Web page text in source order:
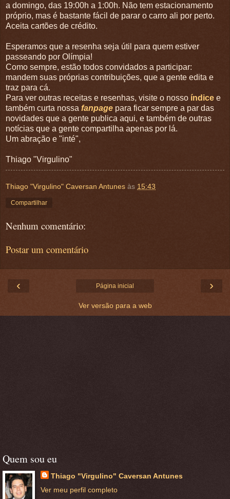
a domingo, das 19:00h a 1:00h. Não tem estacionamento
próprio, mas é bastante fácil de parar o carro ali por perto.
Aceita cartões de crédito.
Esperamos que a resenha seja útil para quem estiver
passeando por Olímpia!
Como sempre, estão todos convidados a participar:
mandem suas próprias contribuições, que a gente edita e
traz para cá.
Para ver outras receitas e resenhas, visite o nosso índice e
também curta nossa fanpage para ficar sempre a par das
novidades que a gente publica aqui, e também de outras
notícias que a gente compartilha apenas por lá.
Um abração e "inté",
Thiago "Virgulino"
Thiago "Virgulino" Caversan Antunes às 15:43
Compartilhar
Nenhum comentário:
Postar um comentário
‹ ›
Página inicial
Ver versão para a web
Quem sou eu
Thiago "Virgulino" Caversan Antunes
Ver meu perfil completo